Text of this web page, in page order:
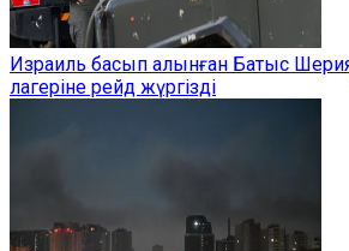
Израиль басып алынған Батыс
лагеріне рейд жүргізді